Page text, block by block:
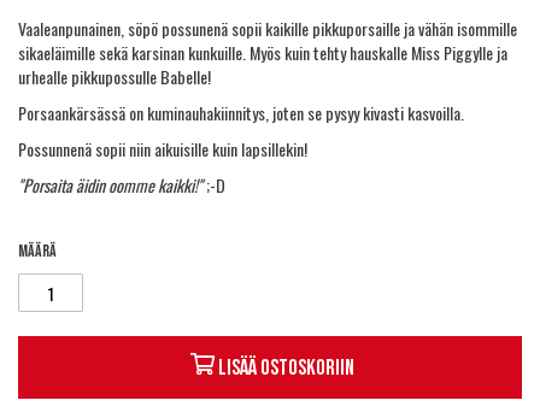
Vaaleanpunainen, söpö possunenä sopii kaikille pikkuporsaille ja vähän isommille
sikaeläimille sekä karsinan kunkuille. Myös kuin tehty hauskalle Miss Piggylle ja
urhealle pikkupossulle Babelle!
Porsaankärsässä on kuminauhakiinnitys, joten se pysyy kivasti kasvoilla.
Possunnenä sopii niin aikuisille kuin lapsillekin!
"Porsaita äidin oomme kaikki!";-D
Määrä
Lisää ostoskoriin